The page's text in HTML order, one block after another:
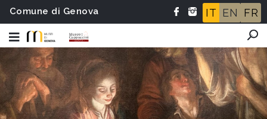
Comune di Genova IT EN FR